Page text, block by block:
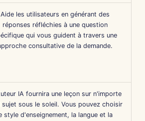
Aide les utilisateurs en générant des
réponses réfléchies à une question
qui vous guident à travers une
consultative de la demande.
IA fournira une leçon sur n'importe
sujet sous le soleil. Vous pouvez choisir
style d'enseignement, la langue et la